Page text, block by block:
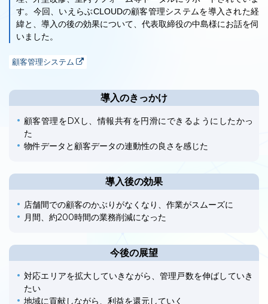
ユーザーインタビュー
ニュース一覧 お役立ちブログ 資料ダウンロード
特長 サービス一覧 プラン
す。今回、いえらぶCLOUDの顧客管理システムを導入された経
緯と、導入の後の効果について、代表取締役の中島様にお話を伺
いました。
顧客管理システム
導入のきっかけ
顧客管理をDXし、情報共有を円滑にできるようにしたかっ
た
物件データと顧客データの連動性の良さを感じた
導入後の効果
店舗間での顧客のかぶりがなくなり、作業がスムーズに
月間、約200時間の業務削減になった
今後の展望
対応エリアを拡大していきながら、管理戸数を伸ばしていき
たい
地域に貢献しながら、利益を還元していく